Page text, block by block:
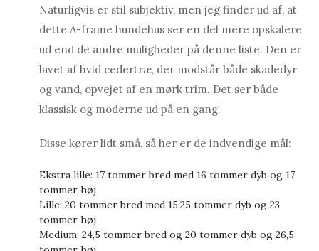
Naturligvis er stil subjektiv, men jeg finder ud af, at
dette A-frame hundehus ser en del mere opskalere
ud end de andre muligheder på denne liste. Den er
lavet af hvid cedertræ, der modstår både skadedyr
og vand, opvejet af en mørk trim. Det ser både
klassisk og moderne ud på en gang.
Disse kører lidt små, så her er de indvendige mål:
Ekstra lille: 17 tommer bred med 16 tommer dyb og 17
tommer høj
Lille: 20 tommer bred med 15,25 tommer dyb og 23
tommer høj
Medium: 24,5 tommer bred og 20 tommer dyb og 26,5